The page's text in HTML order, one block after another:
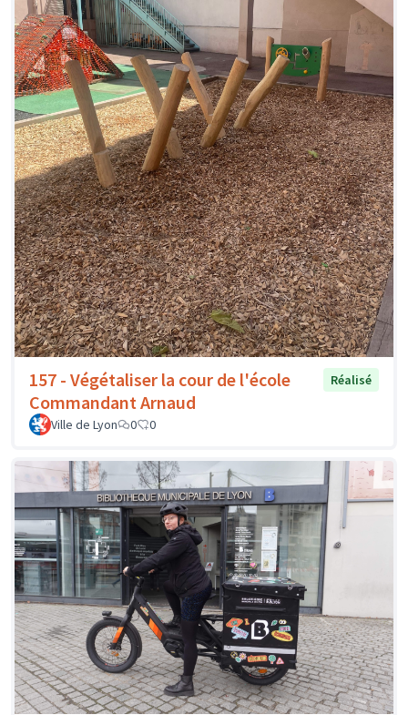
157 - Végétaliser la cour de l'école
Commandant Arnaud
Réalisé
Ville de Lyon 0 0